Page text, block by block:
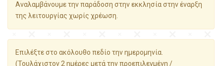
Αναλαμβάνουμε την παράδοση στην εκκλησία στην έναρξη
της λειτουργίας χωρίς χρέωση.
Επιλέξτε στο ακόλουθο πεδίο την ημερομηνία.
(Τουλάχιστον 2 ημέρες μετά την προεπιλεγμένη /